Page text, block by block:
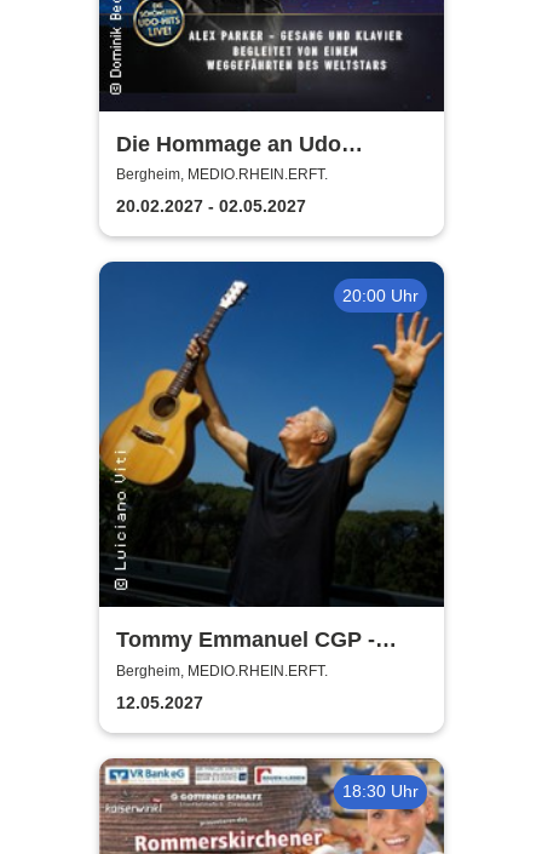
Die Hommage an Udo
Jürgens - Das Konzert mit
Alex Parker
Bergheim, MEDIO.RHEIN.ERFT.
20.02.2027 - 02.05.2027
20:00 Uhr
Tommy Emmanuel CGP -
Living in the Light Tour
Bergheim, MEDIO.RHEIN.ERFT.
12.05.2027
18:30 Uhr